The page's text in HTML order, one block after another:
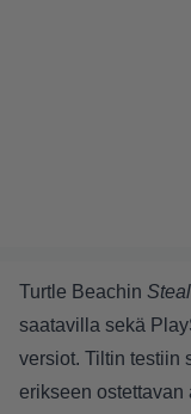
Turtle Beachin
saatavilla sekä
versiot. Tiltin testiin
erikseen